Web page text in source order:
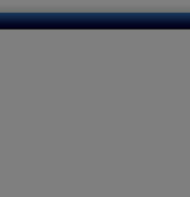
Databanka - Akcie